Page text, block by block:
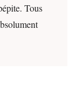
Tous